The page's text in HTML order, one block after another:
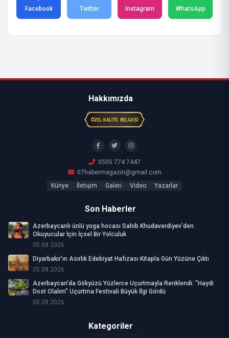
Facebook Twitter Instagram WhatsApp
Hakkımızda
0505 774 7447
07habermagazin@gmail.com
Künye
İletişim Galeri Video Yazarlar
Son Haberler
Azerbaycanlı ünlü yoga hocası Sahib Khudaverdiyev'den
Okuyucular İçin İçsel Bir Yolculuk
05.08.2026
Diyarbakır'ın Asırlık Edebiyat Hafızası Kitapla Gün Yüzüne Çıktı
05.08.2026
Azerbaycan'da Gökyüzü Yüzlerce Uçurtmayla Renklendi: "Haydi
Dost Olalım" Uçurtma Festivali Büyük İlgi Gördü
05.08.2026
Kategoriler